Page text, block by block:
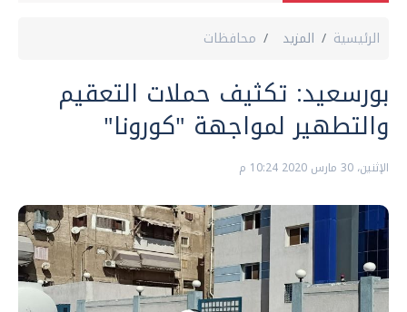
الرئيسية المزيد محافظات
بورسعيد: تكثيف حملات التعقيم
والتطهير لمواجهة "كورونا"
الإثنين، 30 مارس 2020 10:24 م